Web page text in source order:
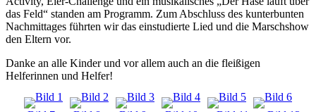
das Feld“ standen am Programm. Zum Abschluss des kunterbunten
Nachmittages führten wir das einstudierte Lied und die Marschshow
den Eltern vor.
Danke an alle Kinder und vor allem auch an die fleißigen
Helferinnen und Helfer!